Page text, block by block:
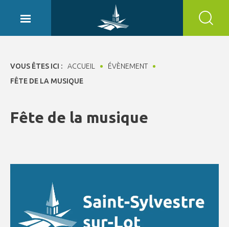
VOUS ÊTES ICI : ACCUEIL
ÉVÈNEMENT
FÊTE DE LA MUSIQUE
Fête de la musique
Panneau de gestion des cookies